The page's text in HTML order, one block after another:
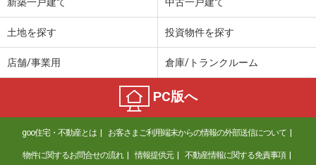
新築一戸建て 中古一戸建て
土地を探す 投資物件を探す
店舗/事業用 倉庫/トランクルーム
PC版へ
goo住宅・不動産とは お客さまご利用端末からの情報の外部送信について
物件に関するお問合せの流れ 情報提供元 不動産情報に関する免責事項